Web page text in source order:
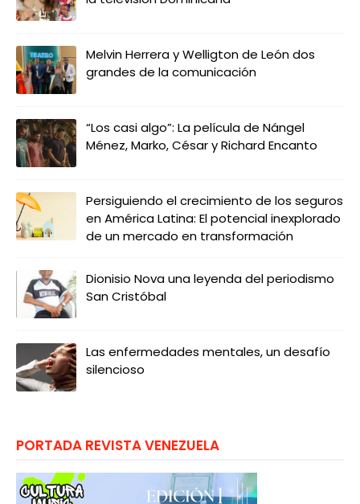
Melvin Herrera y Welligton de León dos
grandes de la comunicación
“Los casi algo”: La película de Nángel
Ménez, Marko, César y Richard Encanto
Persiguiendo el crecimiento de los seguros
en América Latina: El potencial inexplorado
de un mercado en transformación
Dionisio Nova una leyenda del periodismo
San Cristóbal
Las enfermedades mentales, un desafío
silencioso
PORTADA REVISTA VENEZUELA